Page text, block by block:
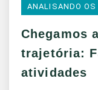
ANALISANDO OS
Chegamos
trajetória:
atividades